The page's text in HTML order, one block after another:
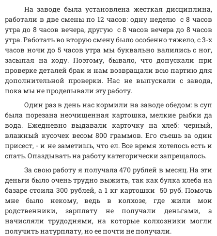
На заводе была установлена жесткая дисциплина,
работали в две смены по 12 часов: одну неделю с 8 часов
утра до 8 часов вечера, другую с 8 часов вечера до 8 часов
утра. Работать во вторую смену было особенно тяжело, с 3-х
часов ночи до 5 часов утра мы буквально валились с ног,
засыпая на ходу. Поэтому, бывало, что допускали при
проверке деталей брак и нам возвращали всю партию для
дополнительной проверки. Нас не выпускали с завода,
пока мы не проделывали эту работу.
Один раз в день нас кормили на заводе обедом: в суп
была порезана неочищенная картошка, мелкие рыбки да
вода. Ежедневно выдавали карточку на хлеб: черный,
влажный кусочек весом 800 граммов. Его съешь за один
присест, - и не заметишь, что ел. Все время хотелось есть и
спать. Опаздывать на работу категорически запрещалось.
За свою работу я получала 470 рублей в месяц. На эти
деньги было очень трудно выжить, так как булка хлеба на
базаре стоила 300 рублей, а 1 кг картошки 50 руб. Помочь
мне было некому, ведь в колхозе, где жили мои
родственники, зарплату не получали деньгами, а
начисляли трудоднями, на которые колхозники могли
получить натурплату, но ее почти не получали.